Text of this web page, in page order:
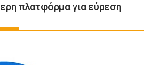
πλατφόρμα για εύρεση